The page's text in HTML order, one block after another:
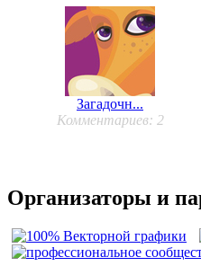
Загадочн...
Комментариев: 2
Организаторы и